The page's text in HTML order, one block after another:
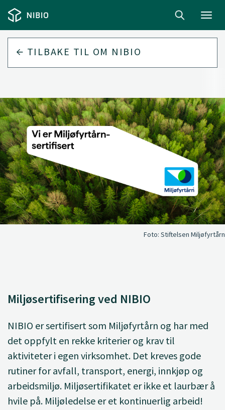
TILBAKE TIL OM NIBIO
Miljøsertifisering ved NIBIO
NIBIO er sertifisert som Miljøfyrtårn og har med
det oppfylt en rekke kriterier og krav til
aktiviteter i egen virksomhet. Det kreves gode
rutiner for avfall, transport, energi, innkjøp og
arbeidsmiljø. Miljøsertifikatet er ikke et laurbær å
hvile på. Miljøledelse er et kontinuerlig arbeid!
Foto: Stiftelsen Miljøfyrtårn